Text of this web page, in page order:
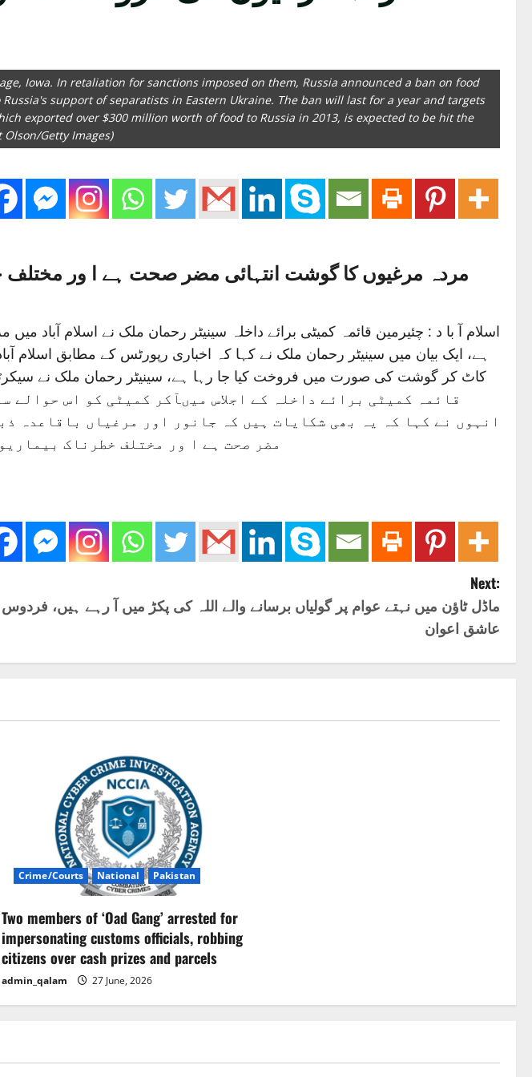
Iowa. In retaliation for sanctions imposed on them, Russia announced a ban on food
support of separatists in Eastern Ukraine. The ban will last for a year and targets
exported over $300 million worth of food to Russia in 2013, is expected to be hit the
Getty Images)
مردہ مرغیوں کا گوشت انتہائی مضر صحت ہے ا ور مختلف
اسلام آ با د : چئیرمین قائمہ کمیٹی برائے داخلہ سینیٹر رحمان ملک نے اسلام
ہے، ایک بیان میں سینیٹر رحمان ملک نے کہا کہ اخباری رپورٹس کے مطابق
قائمہ کمیٹی برائے داخلہ کے اجلاس میںآکر کمیٹی کو اس حوالے
انہوں نے کہا کہ یہ بھی شکایات ہیں کہ جانور اور مرغیاں باقاعدہ
مضر صحت ہے ا ور مختلف خطرناک
Next:
ماڈل ٹاؤن میں نہتے عوام پر گولیاں برسانے والے اللہ کی پکڑ میں آ رہے ہیں، فردوس
عاشق اعوان
Crime/Courts National Pakistan
Two members of ‘Oad Gang’ arrested for
impersonating customs officials, robbing
citizens over cash prizes and parcels
admin_qalam 27 June, 2026